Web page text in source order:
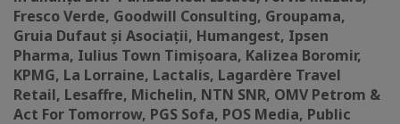
Fresco Verde, Goodwill Consulting, Groupama,
Gruia Dufaut și Asociații, Humangest, Ipsen
Pharma, Iulius Town Timișoara, Kalizea Boromir,
KPMG, La Lorraine, Lactalis, Lagardère Travel
Retail, Lesaffre, Michelin, NTN SNR, OMV Petrom &
Act For Tomorrow, PGS Sofa, POS Media, Public